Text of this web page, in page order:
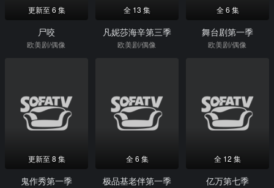
更新至 6 集
尸咬
欧美剧/偶像
全 13 集
凡妮莎海辛第三季
欧美剧/偶像
全 6 集
舞台剧第一季
欧美剧/偶像
更新至 8 集
鬼作秀第一季
全 6 集
极品基老伴第一季
全 12 集
亿万第七季